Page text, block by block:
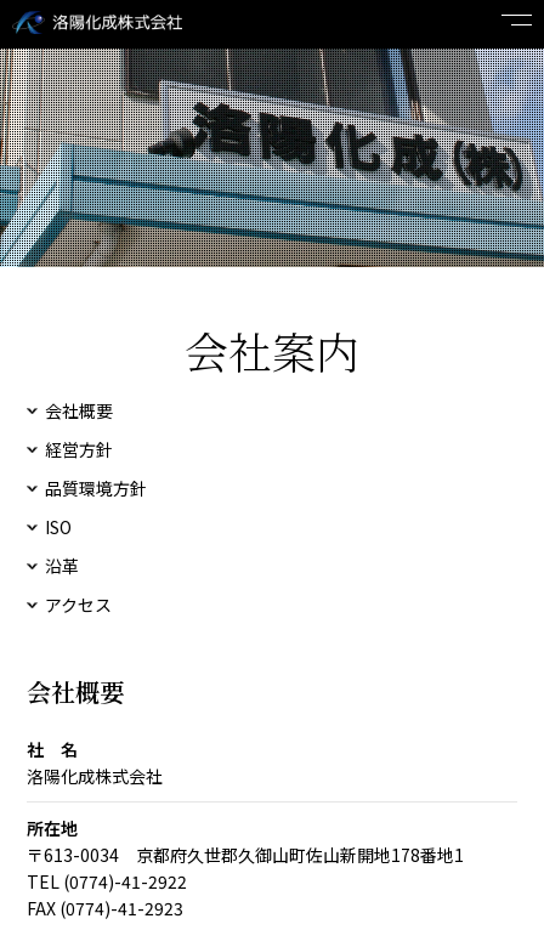
会社案内
会社概要
経営方針
品質環境方針
ISO
沿革
アクセス
会社概要
社 名
洛陽化成株式会社
所在地
〒613-0034 京都府久世郡久御山町佐山新開地178番地1
TEL (0774)-41-2922
FAX (0774)-41-2923